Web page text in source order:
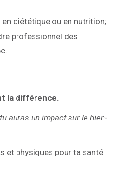
diététique ou en nutrition;
professionnel des
la différence.
auras un impact sur le bien-
et physiques pour ta santé